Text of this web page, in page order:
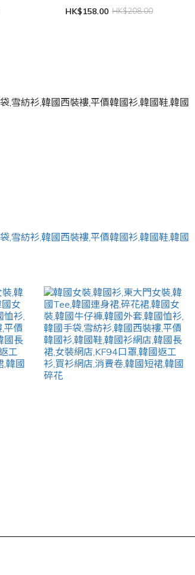
HK$158.00 HK$208.00